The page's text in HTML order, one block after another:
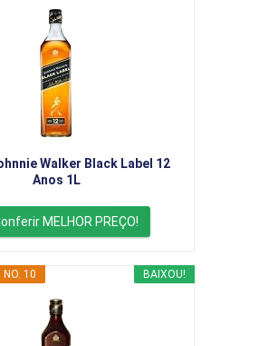
Walker Black Label 12
Anos 1L
MELHOR PREÇO!
BAIXOU!
NO. 10